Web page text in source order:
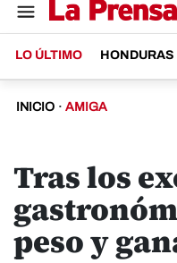
LO ÚLTIMO HONDURAS
INICIO · AMIGA
Tras los
peso y